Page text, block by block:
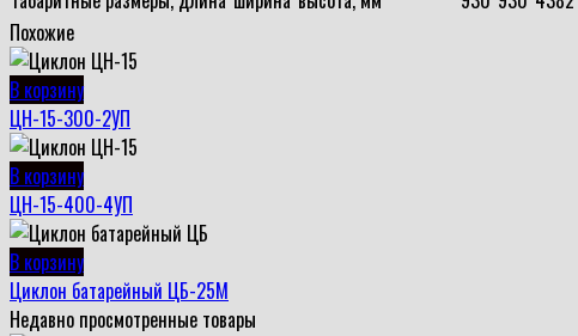
Похожие
В корзину
ЦН-15-300-2УП
В корзину
ЦН-15-400-4УП
В корзину
Циклон батарейный ЦБ-25М
Недавно просмотренные товары